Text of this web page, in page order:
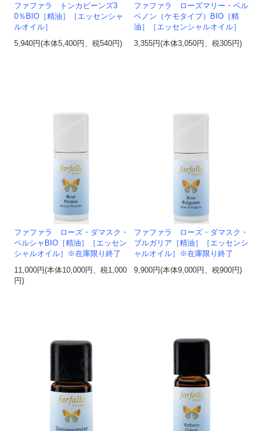
ファファラ トンカビーンズ3
0％BIO［精油］［エッセンシャ
ルオイル］
5,940円(本体5,400円、税540円)
ファファラ ローズマリー・ベル
ベノン（ケモタイプ）BIO［精
油］［エッセンシャルオイル］
3,355円(本体3,050円、税305円)
ファファラ ローズ・ダマスク・
ペルシャBIO［精油］［エッセン
シャルオイル］※在庫限り終了
11,000円(本体10,000円、税1,000
円)
ファファラ ローズ・ダマスク・
ブルガリア［精油］［エッセンシ
ャルオイル］※在庫限り終了
9,900円(本体9,000円、税900円)